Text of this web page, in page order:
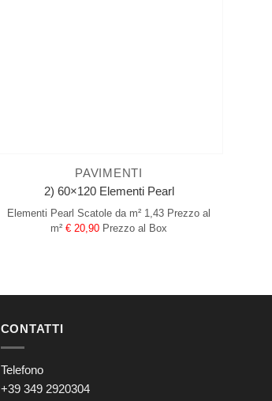
PAVIMENTI
2) 60×120 Elementi Pearl
Elementi Pearl Scatole da m² 1,43 Prezzo al
m² € 20,90 Prezzo al Box
CONTATTI
Telefono
+39 349 2920304